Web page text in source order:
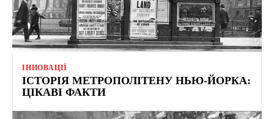
ІННОВАЦІЇ
ІСТОРІЯ МЕТРОПОЛІТЕНУ НЬЮ-ЙОРКА:
ЦІКАВІ ФАКТИ